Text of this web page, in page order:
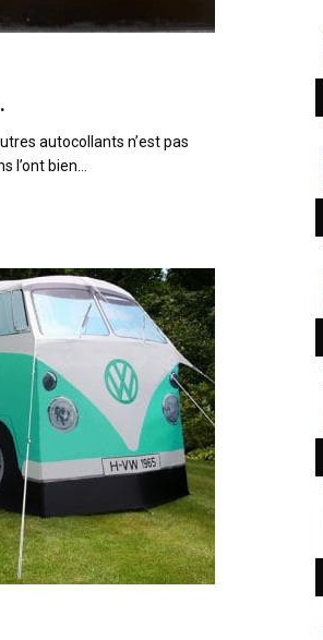
autocollants n’est pas
l’ont bien…